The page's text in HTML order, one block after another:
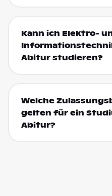
Kann ich Elektro-
Abitur studieren?
Welche
gelten für ein
Abitur?